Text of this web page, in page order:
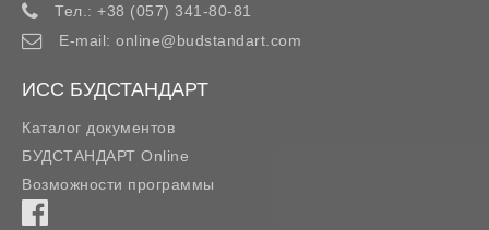
Тел.: +38 (057) 341-80-81
E-mail: online@budstandart.com
ИСС БУДСТАНДАРТ
Каталог документов
БУДСТАНДАРТ Online
Возможности программы